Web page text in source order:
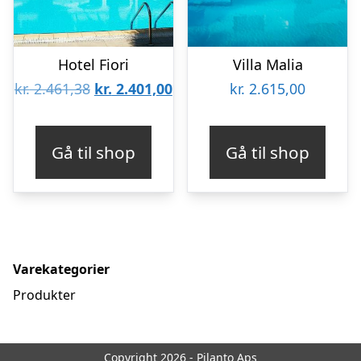
Hotel Fiori
kr.2.461,38 Den
var:
kr. 2.461,38.
kr. 2.401,00Den
kr. 2.401,00.
Gå til shop
Villa Malia
kr. 2.615,00
Gå til shop
Varekategorier
Produkter
Copyright 2026 - Pilanto Aps